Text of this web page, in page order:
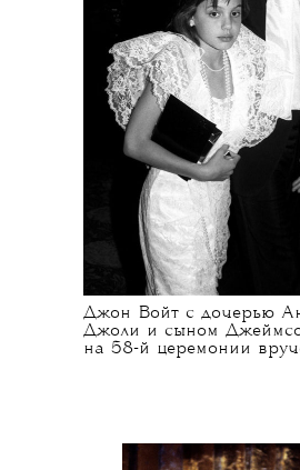
Джон Войт с дочерью
Джоли и сыном
на 58-й церемонии